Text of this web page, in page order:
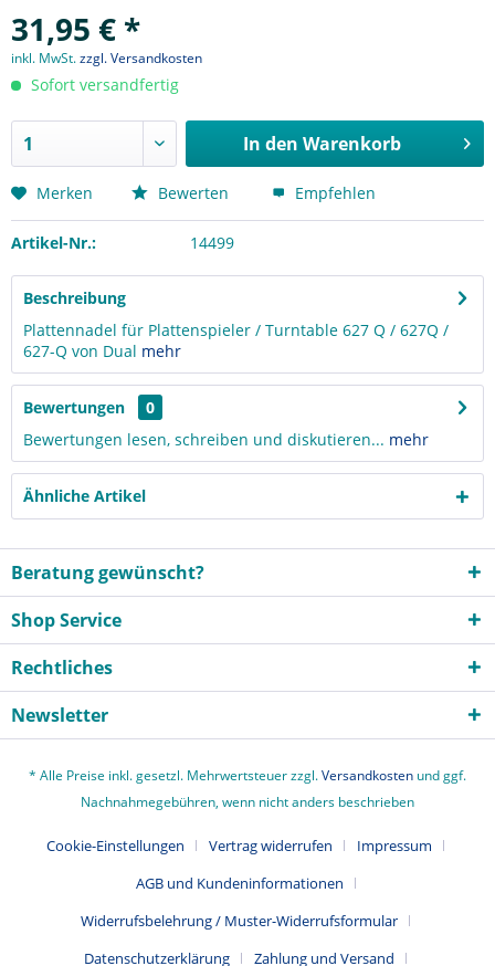
31,95 € *
inkl. MwSt.zzgl. Versandkosten
Sofort versandfertig
In den Warenkorb
Merken Bewerten Empfehlen
Artikel-Nr.: 14499
Beschreibung
Plattennadel für Plattenspieler / Turntable 627 Q / 627Q /
627-Q von Dual mehr
Bewertungen
0
Bewertungen lesen, schreiben und diskutieren... mehr
Ähnliche Artikel
Beratung gewünscht?
Shop Service
Rechtliches
Newsletter
* Alle Preise inkl. gesetzl. Mehrwertsteuer zzgl.Versandkosten und ggf.
Nachnahmegebühren, wenn nicht anders beschrieben
Cookie-Einstellungen Vertrag widerrufen
Impressum
AGB und Kundeninformationen
Widerrufsbelehrung / Muster-Widerrufsformular
Datenschutzerklärung
Zahlung und Versand